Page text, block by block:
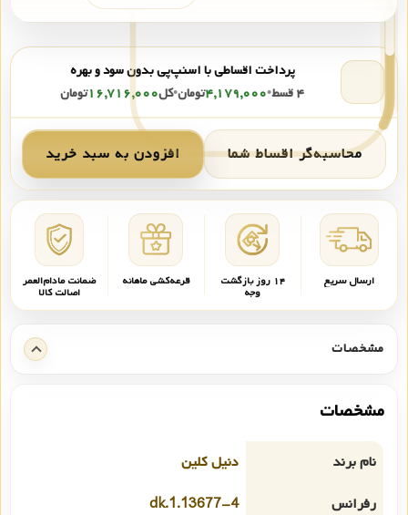
پرداخت اقساطی با اسنپ‌پی بدون سود و بهره
۴ قسط
•۴,۱۷۹,۰۰۰تومان•کل۱۶,۷۱۶,۰۰۰تومان
محاسبه‌گر اقساط شما افزودن به سبد خرید
ارسال سریع ۱۴ روز بازگشت
وجه
قرعه‌کشی ماهانه ضمانت مادام‌العمر
اصالت کالا
مشخصات
مشخصات
نام برند
دنیل کلین
رفرانس
dk.1.13677-4